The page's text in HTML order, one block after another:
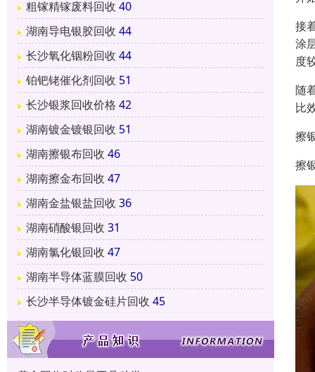
粗镓精镓废料回收 40
湖南导电银胶回收 44
长沙氧化铟粉回收 44
铂钯铑催化剂回收 51
长沙银浆回收价格 42
湖南镀金镀银回收 51
湖南擦银布回收 46
湖南擦金布回收 47
湖南金盐银盐回收 36
湖南硝酸银回收 31
湖南氯化银回收 47
湖南半导体蓝膜回收 50
长沙半导体镀金硅片回收 45
接
涂
度
随
比
擦
擦